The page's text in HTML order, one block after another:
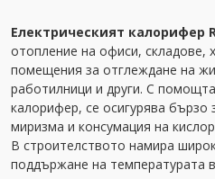
Електрическият калорифер
отопление на офиси, складове,
помещения за отглеждане на
работилници и други. С
калорифер, се осигурява бързо
миризма и консумация на
В строителството намира
поддържане на температурата